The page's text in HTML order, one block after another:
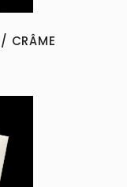
CRÂME